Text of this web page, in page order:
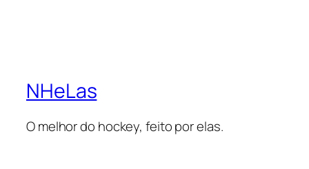
NHeLas
O melhor do hockey, feito por elas.